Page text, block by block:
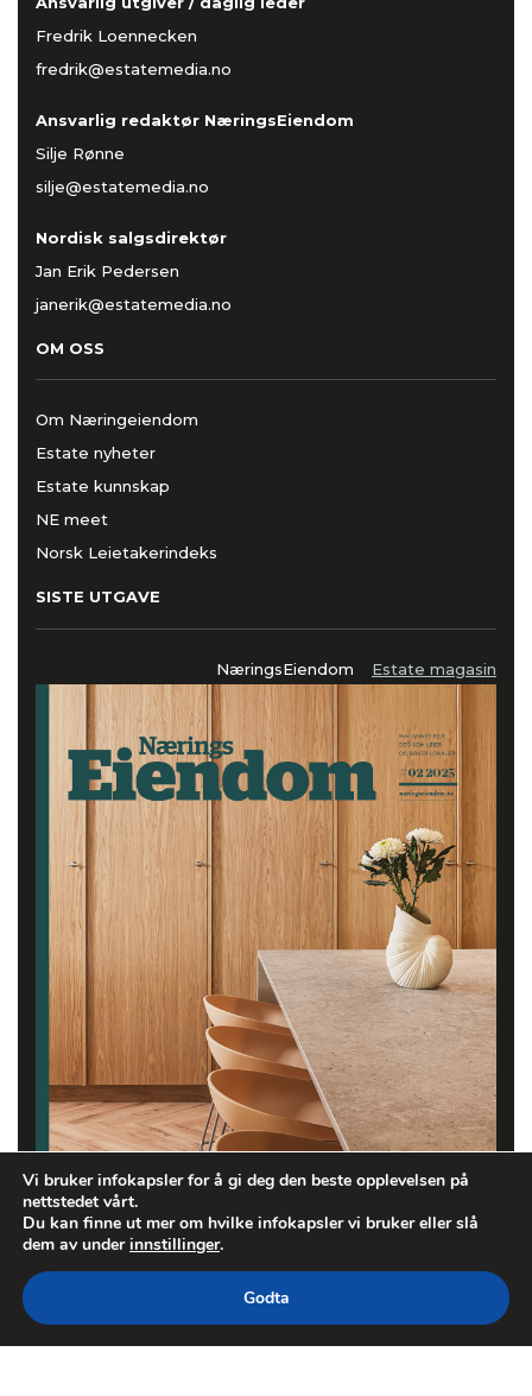
Fredrik Loennecken
fredrik@estatemedia.no
Ansvarlig redaktør NæringsEiendom
Silje Rønne
silje@estatemedia.no
Nordisk salgsdirektør
Jan Erik Pedersen
janerik@estatemedia.no
OM OSS
Om Næringeiendom
Estate nyheter
Estate kunnskap
NE meet
Norsk Leietakerindeks
SISTE UTGAVE
NæringsEiendom Estate magasin
Vi bruker infokapsler for å gi deg den beste opplevelsen på
nettstedet vårt.
Du kan finne ut mer om hvilke infokapsler vi bruker eller slå
dem av underinnstillinger.
Godta